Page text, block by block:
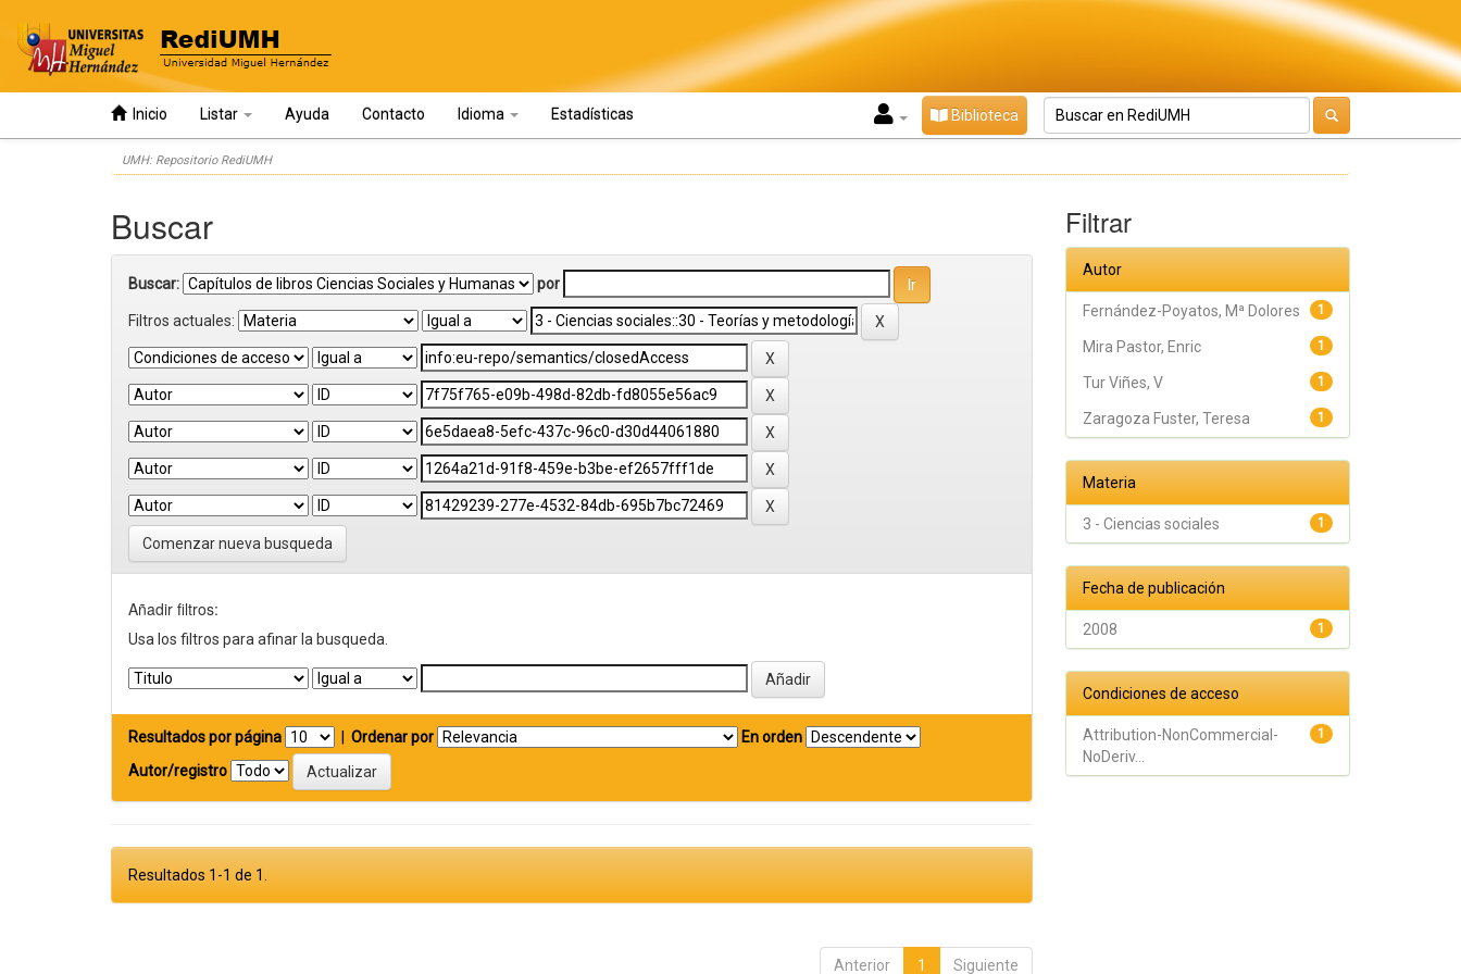
Inicio Listar Ayuda Contacto Idioma Estadísticas Biblioteca
UMH: Repositorio RediUMH
Buscar
Buscar: por
Filtros actuales:
Comenzar nueva busqueda
Añadir filtros:
Usa los filtros para afinar la busqueda.
Resultados por página Ordenar por
En orden
Autor/registro
Resultados 1-1 de 1.
Anterior 1 Siguiente
Filtrar
Autor
1
Fernández-Poyatos, Mª Dolores
1
Mira Pastor, Enric
1
Tur Viñes, V
1
Zaragoza Fuster, Teresa
Materia
1
3 - Ciencias sociales
Fecha de publicación
1
2008
Condiciones de acceso
1
Attribution-NonCommercial-
NoDeriv...